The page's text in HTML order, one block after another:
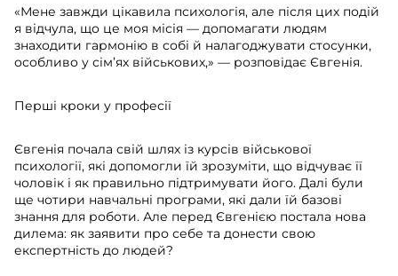
«Мене завжди цікавила психологія, але після цих подій
я відчула, що це моя місія — допомагати людям
знаходити гармонію в собі й налагоджувати стосунки,
особливо у сім’ях військових,» — розповідає Євгенія.
Перші кроки у професії
Євгенія почала свій шлях із курсів військової
психології, які допомогли їй зрозуміти, що відчуває її
чоловік і як правильно підтримувати його. Далі були
ще чотири навчальні програми, які дали їй базові
знання для роботи. Але перед Євгенією постала нова
дилема: як заявити про себе та донести свою
експертність до людей?